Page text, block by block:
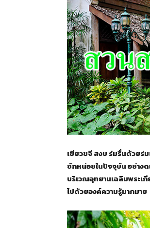
เขียวขจี สงบ ร่มรื่นด้วยร่
ซักหน่อยในปัจจุบัน อย่าง
บริเวณอุทยานเฉลิมพระเ
ไปด้วยองค์ความรู้มากมาย